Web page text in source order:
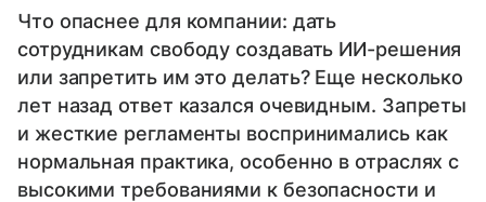
Что опаснее для компании: дать
сотрудникам свободу создавать ИИ-решения
или запретить им это делать? Еще несколько
лет назад ответ казался очевидным. Запреты
и жесткие регламенты воспринимались как
нормальная практика, особенно в отраслях с
высокими требованиями к безопасности и